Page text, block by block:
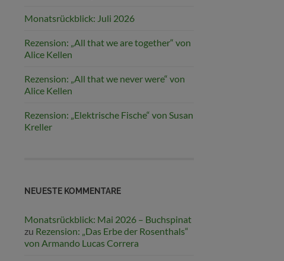
Monatsrückblick: Juli 2026
Rezension: „All that we are together“ von
Alice Kellen
Rezension: „All that we never were“ von
Alice Kellen
Rezension: „Elektrische Fische“ von Susan
Kreller
NEUESTE KOMMENTARE
Monatsrückblick: Mai 2026 – Buchspinat
zu Rezension: „Das Erbe der Rosenthals“
von Armando Lucas Correra